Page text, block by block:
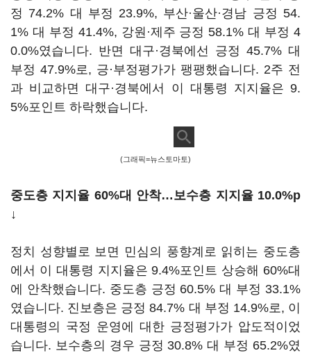
정 74.2% 대 부정 23.9%, 부산·울산·경남 긍정 54.
1% 대 부정 41.4%, 강원·제주 긍정 58.1% 대 부정 4
0.0%였습니다. 반면 대구·경북에선 긍정 45.7% 대
부정 47.9%로, 긍·부정평가가 팽팽했습니다. 2주 전
과 비교하면 대구·경북에서 이 대통령 지지율은 9.
5%포인트 하락했습니다.
(그래픽=뉴스토마토)
중도층 지지율 60%대 안착…보수층 지지율 10.0%p
↓
정치 성향별로 보면 민심의 풍향계로 읽히는 중도층
에서 이 대통령 지지율은 9.4%포인트 상승해 60%대
에 안착했습니다. 중도층 긍정 60.5% 대 부정 33.1%
였습니다. 진보층은 긍정 84.7% 대 부정 14.9%로, 이
대통령의 국정 운영에 대한 긍정평가가 압도적이었
습니다. 보수층의 경우 긍정 30.8% 대 부정 65.2%였